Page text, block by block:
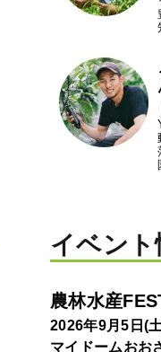
イベント
農林水産
2026年9月5日(
マイドームおお